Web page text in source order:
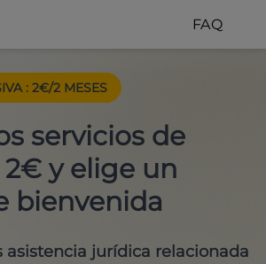
FAQ
: 2€/2 MESES
servicios de
y elige un
bienvenida
asistencia jurídica relacionada